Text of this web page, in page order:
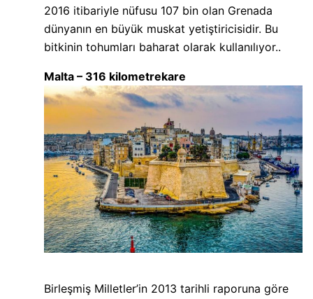
2016 itibariyle nüfusu 107 bin olan Grenada
dünyanın en büyük muskat yetiştiricisidir. Bu
bitkinin tohumları baharat olarak kullanılıyor..
Malta – 316 kilometrekare
Birleşmiş Milletler’in 2013 tarihli raporuna göre